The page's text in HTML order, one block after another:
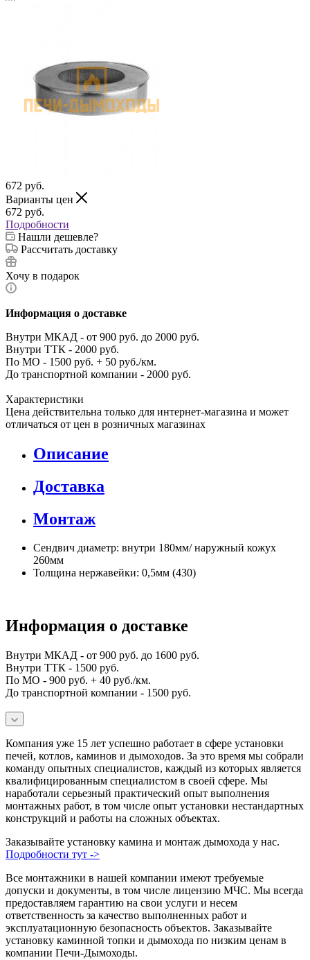
672 руб.
Варианты цен
672 руб.
Подробности
Нашли дешевле?
Рассчитать доставку
Хочу в подарок
Информация о доставке
Внутри МКАД - от 900 руб. до 2000 руб.
Внутри ТТК - 2000 руб.
По МО - 1500 руб. + 50 руб./км.
До транспортной компании - 2000 руб.
Характеристики
Цена действительна только для интернет-магазина и может
отличаться от цен в розничных магазинах
Описание
Доставка
Монтаж
Сендвич диаметр: внутри 180мм/ наружный кожух
260мм
Толщина нержавейки: 0,5мм (430)
Информация о доставке
Внутри МКАД - от 900 руб. до 1600 руб.
Внутри ТТК - 1500 руб.
По МО - 900 руб. + 40 руб./км.
До транспортной компании - 1500 руб.
Компания уже 15 лет успешно работает в сфере установки
печей, котлов, каминов и дымоходов. За это время мы собрали
команду опытных специалистов, каждый из которых является
квалифицированным специалистом в своей сфере. Мы
наработали серьезный практический опыт выполнения
монтажных работ, в том числе опыт установки нестандартных
конструкций и работы на сложных объектах.
Заказывайте установку камина и монтаж дымохода у нас.
Подробности тут ->
Все монтажники в нашей компании имеют требуемые
допуски и документы, в том числе лицензию МЧС. Мы всегда
предоставляем гарантию на свои услуги и несем
ответственность за качество выполненных работ и
эксплуатационную безопасность объектов. Заказывайте
установку каминной топки и дымохода по низким ценам в
компании Печи-Дымоходы.